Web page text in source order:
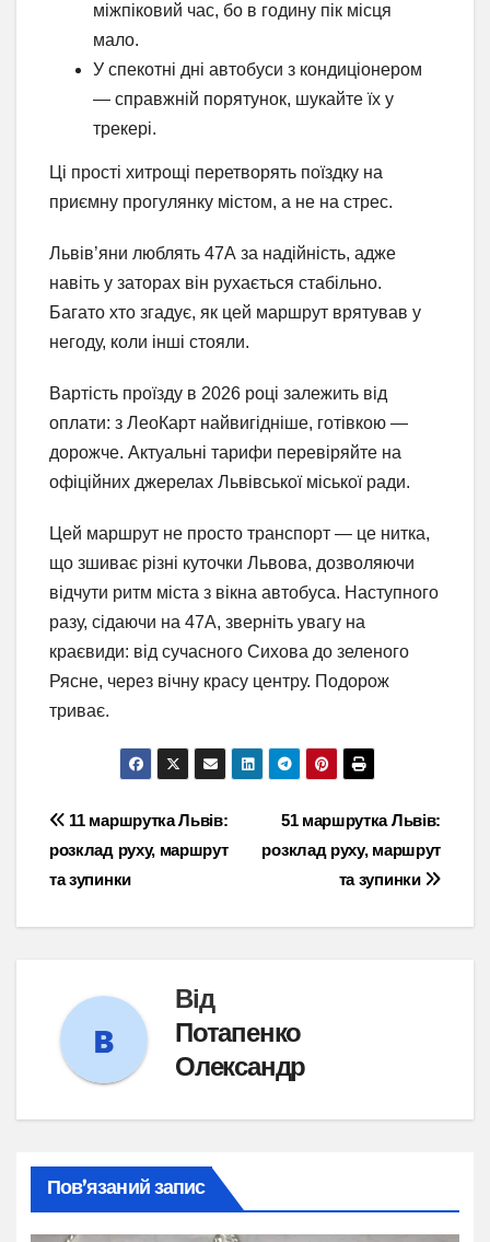
міжпіковий час, бо в годину пік місця
мало.
У спекотні дні автобуси з кондиціонером
— справжній порятунок, шукайте їх у
трекері.
Ці прості хитрощі перетворять поїздку на
приємну прогулянку містом, а не на стрес.
Львів’яни люблять 47А за надійність, адже
навіть у заторах він рухається стабільно.
Багато хто згадує, як цей маршрут врятував у
негоду, коли інші стояли.
Вартість проїзду в 2026 році залежить від
оплати: з ЛеоКарт найвигідніше, готівкою —
дорожче. Актуальні тарифи перевіряйте на
офіційних джерелах Львівської міської ради.
Цей маршрут не просто транспорт — це нитка,
що зшиває різні куточки Львова, дозволяючи
відчути ритм міста з вікна автобуса. Наступного
разу, сідаючи на 47А, зверніть увагу на
краєвиди: від сучасного Сихова до зеленого
Рясне, через вічну красу центру. Подорож
триває.
Навігація
записів
51 маршрутка Львів:
розклад руху, маршрут
та зупинки
11 маршрутка Львів:
розклад руху, маршрут
та зупинки
Від
Потапенко
Олександр
Пов’язаний запис